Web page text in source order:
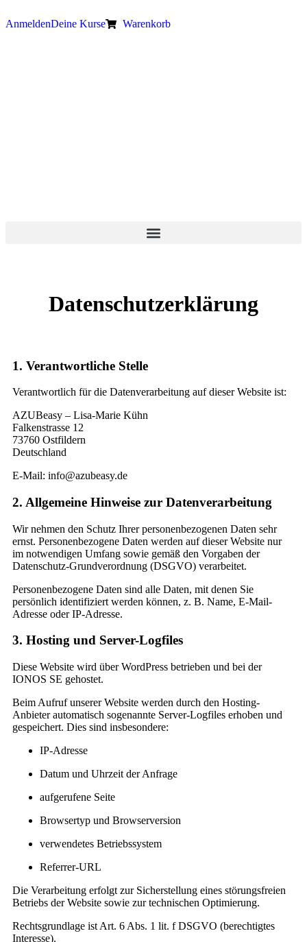
AnmeldenDeine Kurse Warenkorb
Datenschutz­erklärung
1. Verantwortliche Stelle
Verantwortlich für die Datenverarbeitung auf dieser Website ist:
AZUBeasy – Lisa-Marie Kühn
Falkenstrasse 12
73760 Ostfildern
Deutschland
E-Mail: info@azubeasy.de
2. Allgemeine Hinweise zur Datenverarbeitung
Wir nehmen den Schutz Ihrer personenbezogenen Daten sehr
ernst. Personenbezogene Daten werden auf dieser Website nur
im notwendigen Umfang sowie gemäß den Vorgaben der
Datenschutz-Grundverordnung (DSGVO) verarbeitet.
Personenbezogene Daten sind alle Daten, mit denen Sie
persönlich identifiziert werden können, z. B. Name, E-Mail-
Adresse oder IP-Adresse.
3. Hosting und Server-Logfiles
Diese Website wird über WordPress betrieben und bei der
IONOS SE gehostet.
Beim Aufruf unserer Website werden durch den Hosting-
Anbieter automatisch sogenannte Server-Logfiles erhoben und
gespeichert. Dies sind insbesondere:
IP-Adresse
Datum und Uhrzeit der Anfrage
aufgerufene Seite
Browsertyp und Browserversion
verwendetes Betriebssystem
Referrer-URL
Die Verarbeitung erfolgt zur Sicherstellung eines störungsfreien
Betriebs der Website sowie zur technischen Optimierung.
Rechtsgrundlage ist Art. 6 Abs. 1 lit. f DSGVO (berechtigtes
Interesse).